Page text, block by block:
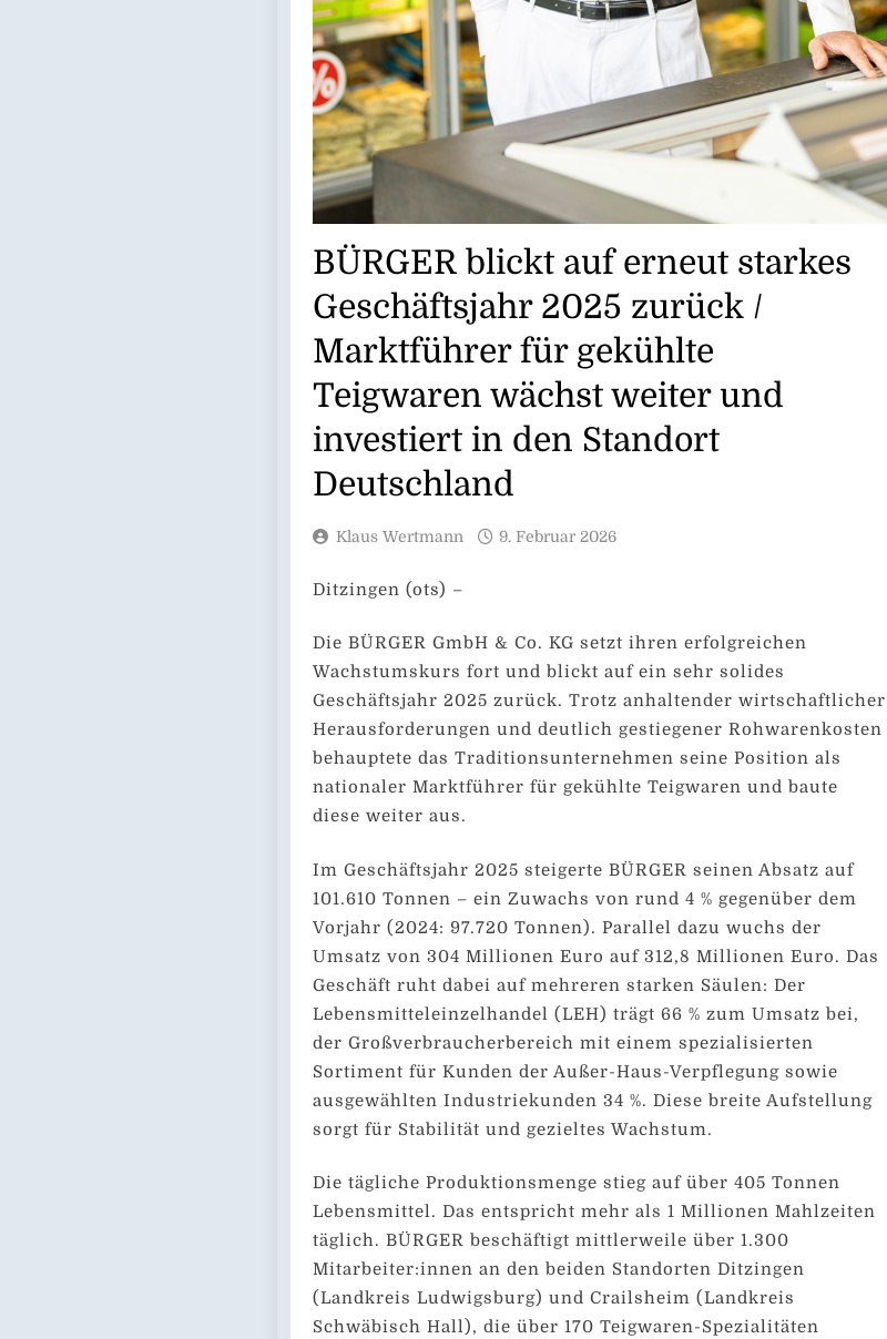
BÜRGER blickt auf erneut starkes
Geschäftsjahr 2025 zurück /
Marktführer für gekühlte
Teigwaren wächst weiter und
investiert in den Standort
Deutschland
Klaus Wertmann 9. Februar 2026
Ditzingen (ots) –
Die BÜRGER GmbH & Co. KG setzt ihren erfolgreichen
Wachstumskurs fort und blickt auf ein sehr solides
Geschäftsjahr 2025 zurück. Trotz anhaltender wirtschaftlicher
Herausforderungen und deutlich gestiegener Rohwarenkosten
behauptete das Traditionsunternehmen seine Position als
nationaler Marktführer für gekühlte Teigwaren und baute
diese weiter aus.
Im Geschäftsjahr 2025 steigerte BÜRGER seinen Absatz auf
101.610 Tonnen – ein Zuwachs von rund 4 % gegenüber dem
Vorjahr (2024: 97.720 Tonnen). Parallel dazu wuchs der
Umsatz von 304 Millionen Euro auf 312,8 Millionen Euro. Das
Geschäft ruht dabei auf mehreren starken Säulen: Der
Lebensmitteleinzelhandel (LEH) trägt 66 % zum Umsatz bei,
der Großverbraucherbereich mit einem spezialisierten
Sortiment für Kunden der Außer-Haus-Verpflegung sowie
ausgewählten Industriekunden 34 %. Diese breite Aufstellung
sorgt für Stabilität und gezieltes Wachstum.
Die tägliche Produktionsmenge stieg auf über 405 Tonnen
Lebensmittel. Das entspricht mehr als 1 Millionen Mahlzeiten
täglich. BÜRGER beschäftigt mittlerweile über 1.300
Mitarbeiter:innen an den beiden Standorten Ditzingen
(Landkreis Ludwigsburg) und Crailsheim (Landkreis
Schwäbisch Hall), die über 170 Teigwaren-Spezialitäten